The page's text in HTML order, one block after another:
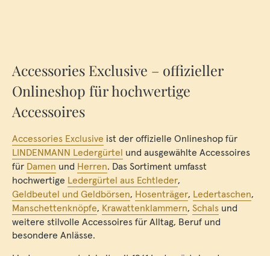
Accessories Exclusive – offizieller
Onlineshop für hochwertige
Accessoires
Accessories Exclusive ist der offizielle Onlineshop für
LINDENMANN Ledergürtel und ausgewählte Accessoires
für Damen und Herren. Das Sortiment umfasst
hochwertige Ledergürtel aus Echtleder,
Geldbeutel und Geldbörsen, Hosenträger, Ledertaschen,
Manschettenknöpfe, Krawattenklammern, Schals und
weitere stilvolle Accessoires für Alltag, Beruf und
besondere Anlässe.